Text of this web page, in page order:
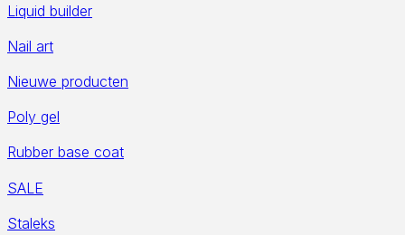
Liquid builder
Nail art
Nieuwe producten
Poly gel
Rubber base coat
SALE
Staleks